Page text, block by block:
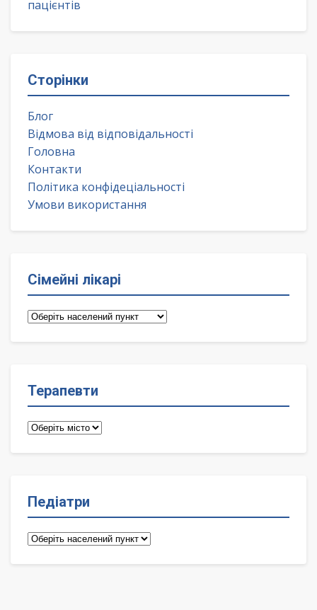
пацієнтів
Сторінки
Блог
Відмова від відповідальності
Головна
Контакти
Політика конфідеціальності
Умови використання
Сімейні лікарі
Сімейні
Терапевти
Терапевти
Педіатри
Педіатри